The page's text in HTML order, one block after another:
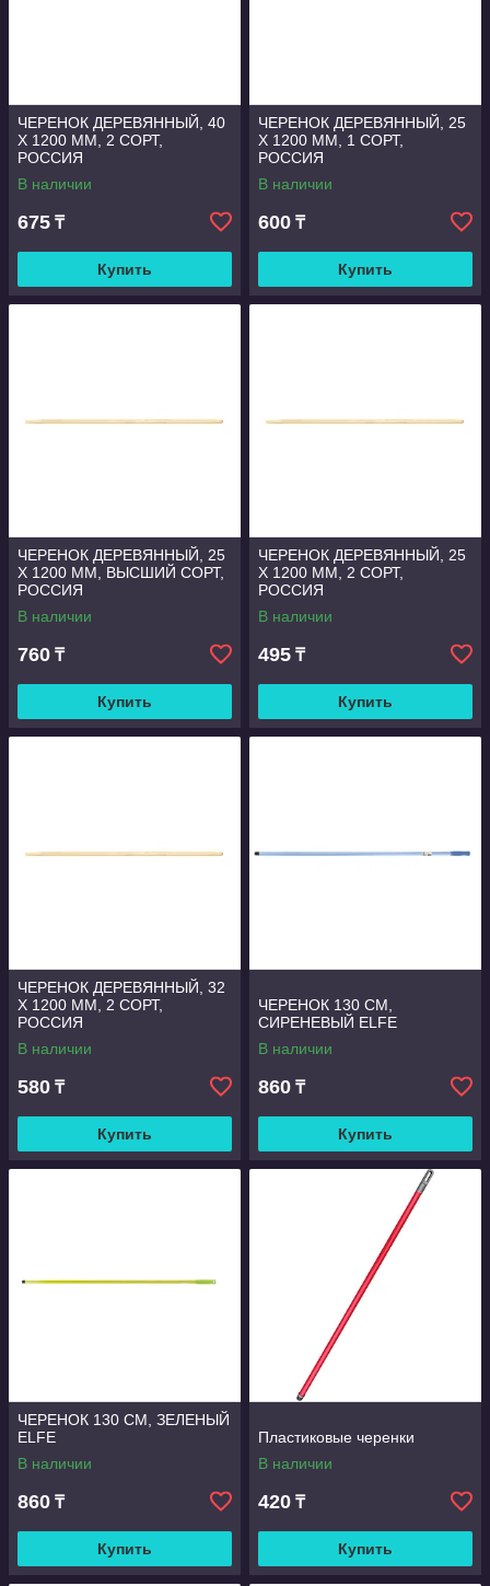
ЧЕРЕНОК ДЕРЕВЯННЫЙ, 40
Х 1200 ММ, 2 СОРТ,
РОССИЯ
В наличии
675 ₸
Купить
ЧЕРЕНОК ДЕРЕВЯННЫЙ, 25
Х 1200 ММ, 1 СОРТ,
РОССИЯ
В наличии
600 ₸
Купить
ЧЕРЕНОК ДЕРЕВЯННЫЙ, 25
Х 1200 ММ, ВЫСШИЙ СОРТ,
РОССИЯ
В наличии
760 ₸
Купить
ЧЕРЕНОК ДЕРЕВЯННЫЙ, 25
Х 1200 ММ, 2 СОРТ,
РОССИЯ
В наличии
495 ₸
Купить
ЧЕРЕНОК ДЕРЕВЯННЫЙ, 32
Х 1200 ММ, 2 СОРТ,
РОССИЯ
В наличии
580 ₸
Купить
ЧЕРЕНОК 130 СМ,
СИРЕНЕВЫЙ ELFE
В наличии
860 ₸
Купить
ЧЕРЕНОК 130 СМ, ЗЕЛЕНЫЙ
ELFE
В наличии
860 ₸
Купить
Пластиковые черенки
В наличии
420 ₸
Купить